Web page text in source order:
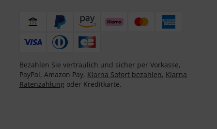
Bezahlen Sie vertraulich und sicher per Vorkasse,
PayPal, Amazon Pay, Klarna Sofort bezahlen, Klarna
Ratenzahlung oder Kreditkarte.